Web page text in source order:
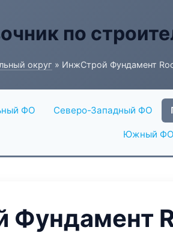
по
округ » ИнжСтрой Фундамент
ФО Северо-Западный ФО
Южный ФО
Фундамент